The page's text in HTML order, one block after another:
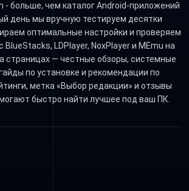
- больше, чем каталог Android-приложений
день мы вручную тестируем десятки
оптимальные настройки и проверяем
LDPlayer, NoxPlayer и MEmu на
страницах — честные обзоры, системные
по установке и рекомендации по
метка «Выбор редакции» и отзывы
быстро найти лучшее под ваш ПК.